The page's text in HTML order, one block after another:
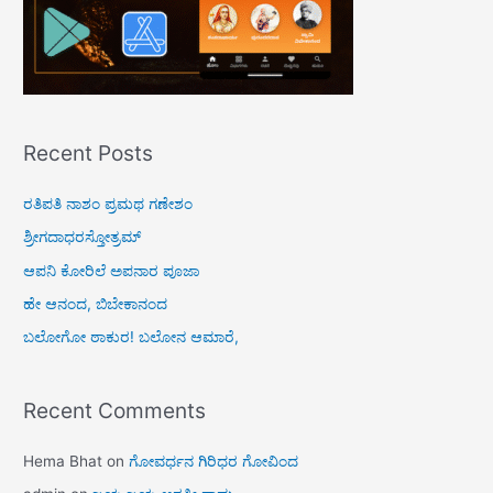
Recent Posts
ರತಿಪತಿ ನಾಶಂ ಪ್ರಮಥ ಗಣೇಶಂ
ಶ್ರೀಗದಾಧರಸ್ತೋತ್ರಮ್
ಆಪನಿ ಕೋರಿಲೆ ಅಪನಾರ ಪೂಜಾ
ಹೇ ಆನಂದ, ಬಿಬೇಕಾನಂದ
ಬಲೋಗೋ ಠಾಕುರ! ಬಲೋನ ಆಮಾರೆ,
Recent Comments
Hema Bhat onಗೋವರ್ಧನ ಗಿರಿಧರ ಗೋವಿಂದ